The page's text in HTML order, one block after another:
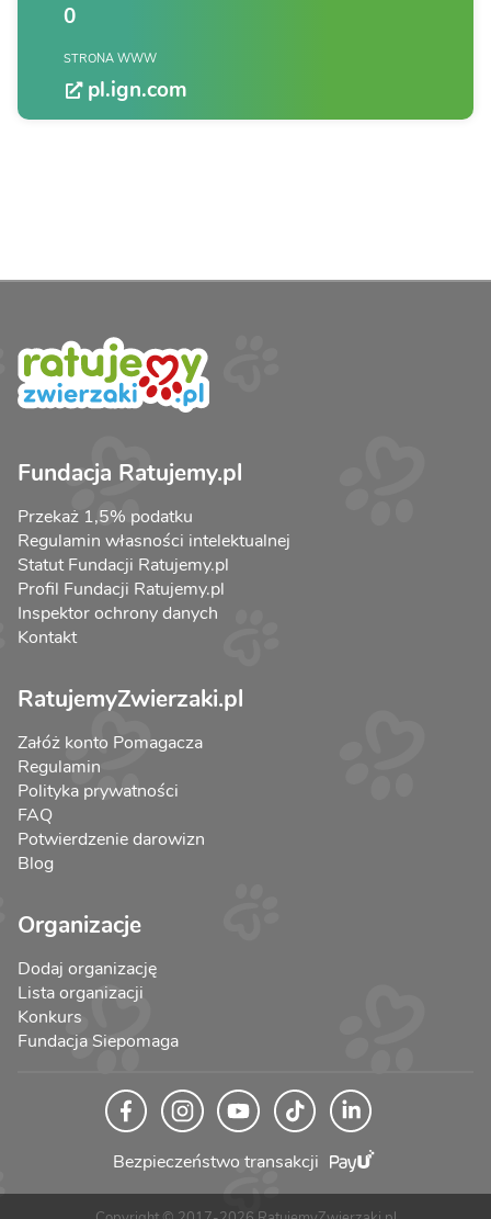
0
STRONA WWW
pl.ign.com
Fundacja Ratujemy.pl
Przekaż 1,5% podatku
Regulamin własności intelektualnej
Statut Fundacji Ratujemy.pl
Profil Fundacji Ratujemy.pl
Inspektor ochrony danych
Kontakt
RatujemyZwierzaki.pl
Załóż konto Pomagacza
Regulamin
Polityka prywatności
FAQ
Potwierdzenie darowizn
Blog
Organizacje
Dodaj organizację
Lista organizacji
Konkurs
Fundacja Siepomaga
Bezpieczeństwo transakcji